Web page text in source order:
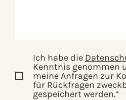
Ich habe die
Kenntnis genommen
meine Anfragen zur
für Rückfragen
gespeichert werden.*